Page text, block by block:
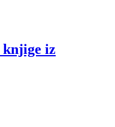
knjige iz